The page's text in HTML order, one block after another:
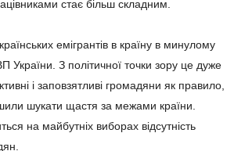
стає більш складним.
емігрантів в країну в минулому
України. З політичної точки зору це дуже
і заповзятливі громадяни як правило,
шукати щастя за межами країни.
на майбутніх виборах відсутність